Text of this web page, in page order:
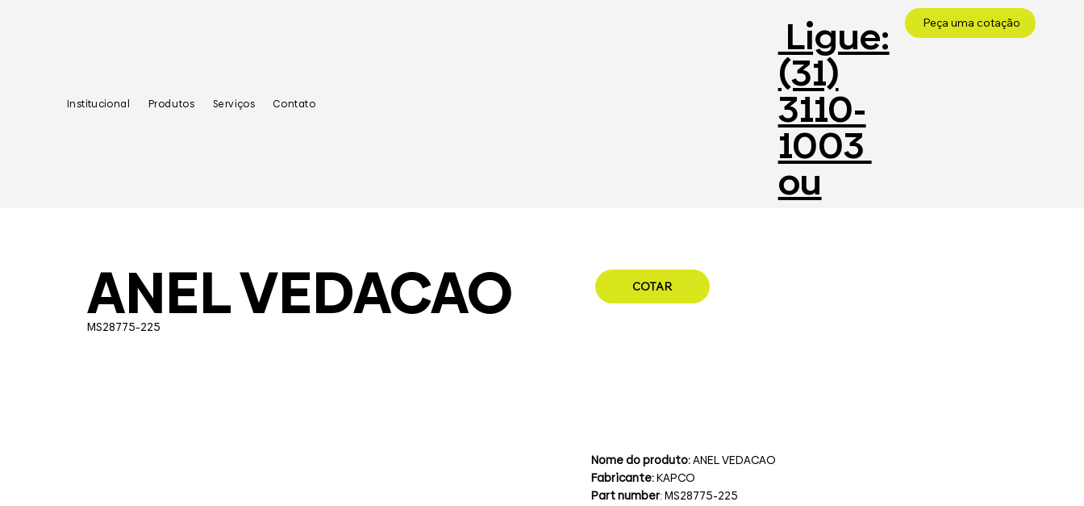
Institucional Produtos Serviços Contato
Ligue:
(31)
3110-
1003
ou
Peça uma cotação
ANEL VEDACAO
MS28775-225
COTAR
Nome do produto:ANEL VEDACAO
Fabricante:KAPCO
Part number: MS28775-225